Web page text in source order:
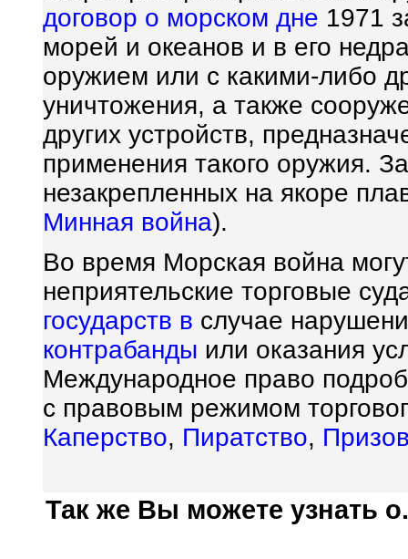
договор о морском дне 1971
морей и океанов и в его
оружием или с какими-либо
уничтожения, а также
других устройств,
применения такого оружия.
незакрепленных на якоре
Минная война).
Во время Морская война
неприятельские торговые
государств в случае
контрабанды или оказания
Международное право
с правовым режимом
Каперство, Пиратство,
Так же Вы можете узнать